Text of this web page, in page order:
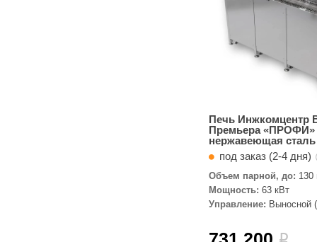
Печь Инжкомцентр
Премьера «ПРОФИ»
нержавеющая сталь
под заказ (2-4 дня)
Объем парной, до: 130
Мощность: 63 кВт
Управление: Выносной
i